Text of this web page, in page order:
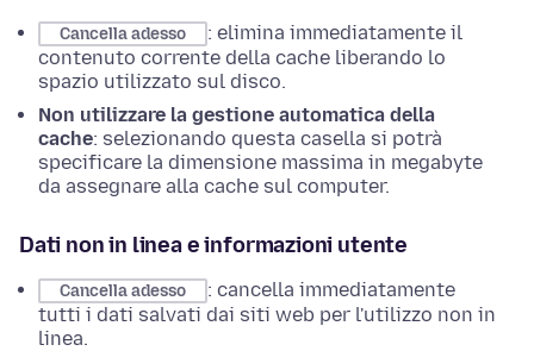
Cancella adesso
: elimina immediatamente il
contenuto corrente della cache liberando lo
spazio utilizzato sul disco.
Non utilizzare la gestione automatica della
cache: selezionando questa casella si potrà
specificare la dimensione massima in megabyte
da assegnare alla cache sul computer.
Dati non in linea e informazioni utente
Cancella adesso
: cancella immediatamente
tutti i dati salvati dai siti web per l'utilizzo non in
linea.